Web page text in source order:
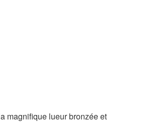
magnifique lueur bronzée et